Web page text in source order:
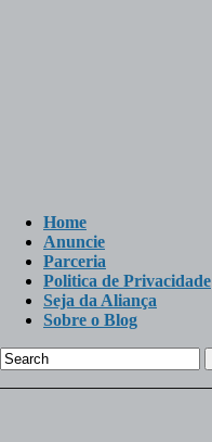
Home
Anuncie
Parceria
Politica de Privacidade
Seja da Aliança
Sobre o Blog